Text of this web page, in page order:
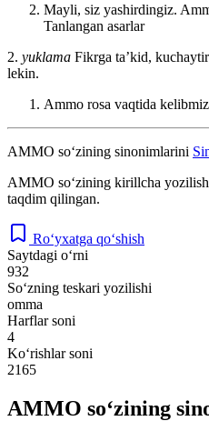
Mayli, siz yashirdingiz.
Tanlangan asarlar
2. yuklama Fikrga taʼkid,
lekin.
Ammo rosa vaqtida
AMMO so‘zining sinonimlarini
АММО so‘zining kirillcha
taqdim qilingan.
Ro‘yxatga qo‘shish
Saytdagi o‘rni
932
So‘zning teskari yozilishi
omma
Harflar soni
4
Ko‘rishlar soni
2165
AMMO so‘zining